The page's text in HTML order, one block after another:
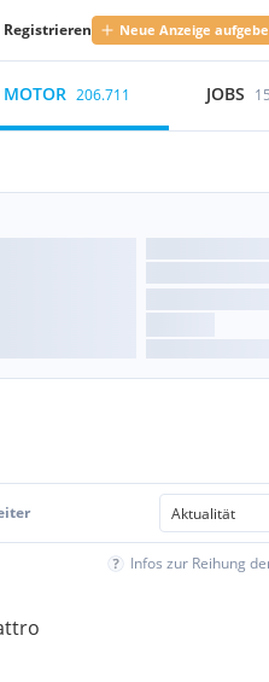
Registrieren Neue Anzeige
206.711 JOBS
Infos zur Reihung